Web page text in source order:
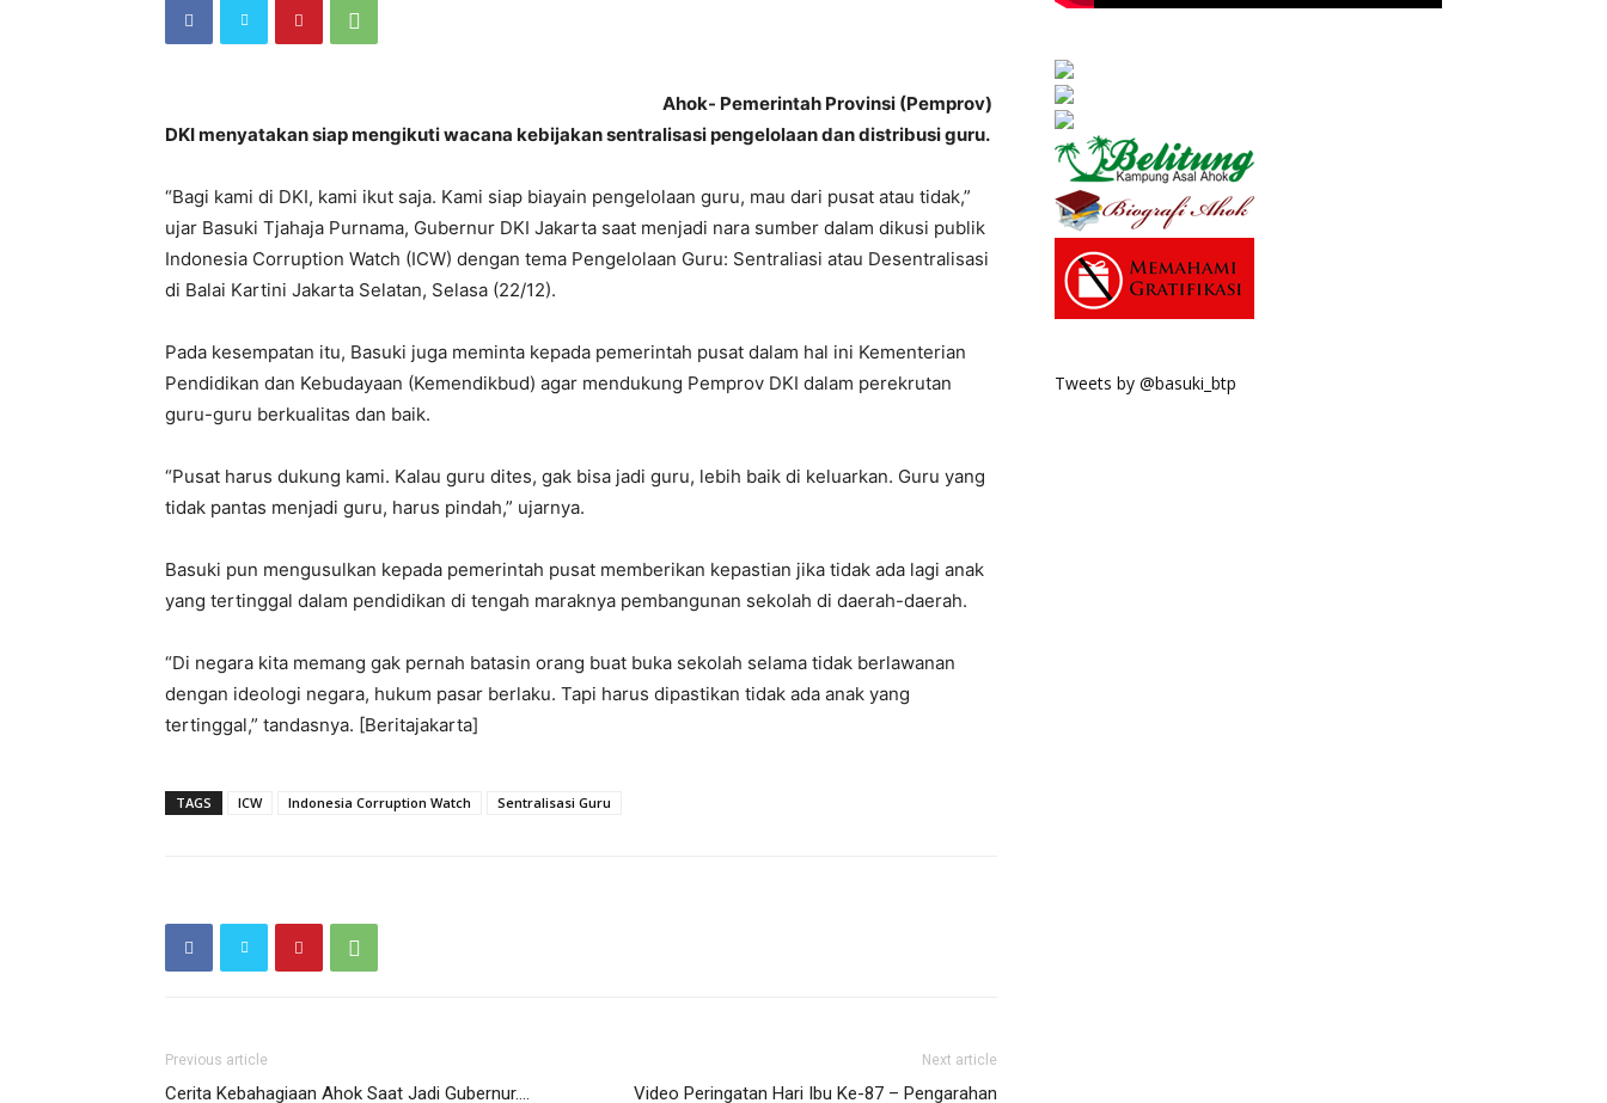
Ahok- Pemerintah Provinsi (Pemprov)
DKI menyatakan siap mengikuti wacana kebijakan sentralisasi pengelolaan dan distribusi guru.
“Bagi kami di DKI, kami ikut saja. Kami siap biayain pengelolaan guru, mau dari pusat atau tidak,”
ujar Basuki Tjahaja Purnama, Gubernur DKI Jakarta saat menjadi nara sumber dalam dikusi publik
Indonesia Corruption Watch (ICW) dengan tema Pengelolaan Guru: Sentraliasi atau Desentralisasi
di Balai Kartini Jakarta Selatan, Selasa (22/12).
Pada kesempatan itu, Basuki juga meminta kepada pemerintah pusat dalam hal ini Kementerian
Pendidikan dan Kebudayaan (Kemendikbud) agar mendukung Pemprov DKI dalam perekrutan
guru-guru berkualitas dan baik.
“Pusat harus dukung kami. Kalau guru dites, gak bisa jadi guru, lebih baik di keluarkan. Guru yang
tidak pantas menjadi guru, harus pindah,” ujarnya.
‎Basuki pun mengusulkan kepada pemerintah pusat memberikan kepastian jika tidak ada lagi anak
yang tertinggal dalam pendidikan di tengah maraknya pembangunan sekolah di daerah-daerah.
“Di negara kita memang gak pernah batasin orang buat buka sekolah selama tidak berlawanan
dengan ideologi negara, hukum pasar berlaku. Tapi harus dipastikan tidak ada anak yang
tertinggal,” tandasnya. [Beritajakarta]
TAGS ICW Indonesia Corruption Watch Sentralisasi Guru
Previous article
Cerita Kebahagiaan Ahok Saat Jadi Gubernur….
Next article
Video Peringatan Hari Ibu Ke-87 – Pengarahan
Tweets by @basuki_btp